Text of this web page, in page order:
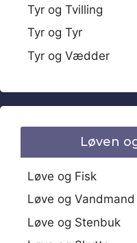
Tyr og Tvilling
Tyr og Tyr
Tyr og Vædder
Løven
Løve og Fisk
Løve og Vandmand
Løve og Stenbuk